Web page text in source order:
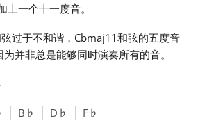
上一个十一度音。
过于不和谐，Cbmaj11和弦的五度音
并非总是能够同时演奏所有的音。
B ♭ D ♭ F ♭